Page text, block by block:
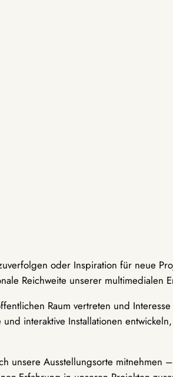
oder Inspiration für neue
Reichweite unserer multimedialen
Raum vertreten und
und interaktive Installationen
unsere Ausstellungsorte